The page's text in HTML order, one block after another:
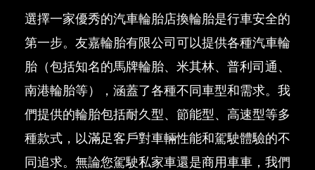
選擇一家優秀的汽車輪胎店換輪胎是行車安全的
第一步。友嘉輪胎有限公司可以提供各種汽車輪
胎（包括知名的馬牌輪胎、 米其林、普利司通、
南港輪胎等），涵蓋了各種不同車型和需求。我
們提供的輪胎包括耐久型、節能型、高速型等多
種款式，以滿足客戶對車輛性能和駕駛體驗的不
同追求。無論您駕駛私家車還是商用車車，我們